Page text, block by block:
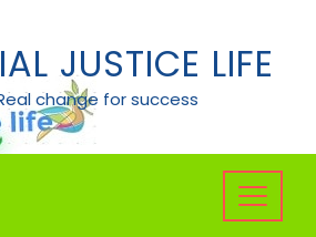
JUSTICE LIFE
change for success